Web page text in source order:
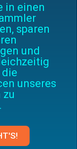
in einen
sparen
und
die
unseres
zu